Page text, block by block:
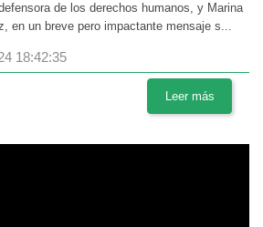
de los derechos humanos, y Marina
en un breve pero impactante mensaje s...
18:42:35
Leer más